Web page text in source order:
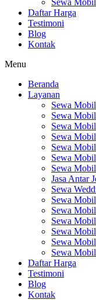
Sewa
Daftar Harga
Testimoni
Blog
Kontak
Menu
Beranda
Layanan
Sewa
Sewa
Sewa
Sewa
Sewa
Sewa
Sewa
Jasa Antar
Sewa
Sewa
Sewa
Sewa
Sewa
Sewa
Sewa
Daftar Harga
Testimoni
Blog
Kontak